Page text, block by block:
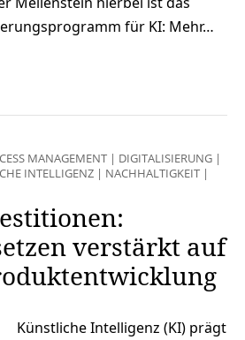
für KI: Mehr…
MANAGEMENT | DIGITALISIERUNG |
INTELLIGENZ | NACHHALTIGKEIT |
verstärkt auf
Künstliche Intelligenz (KI) prägt